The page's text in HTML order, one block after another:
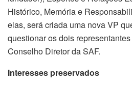
Histórico, Memória e
elas, será criada uma nova VP
questionar os dois
Conselho Diretor da SAF.
Interesses preservados